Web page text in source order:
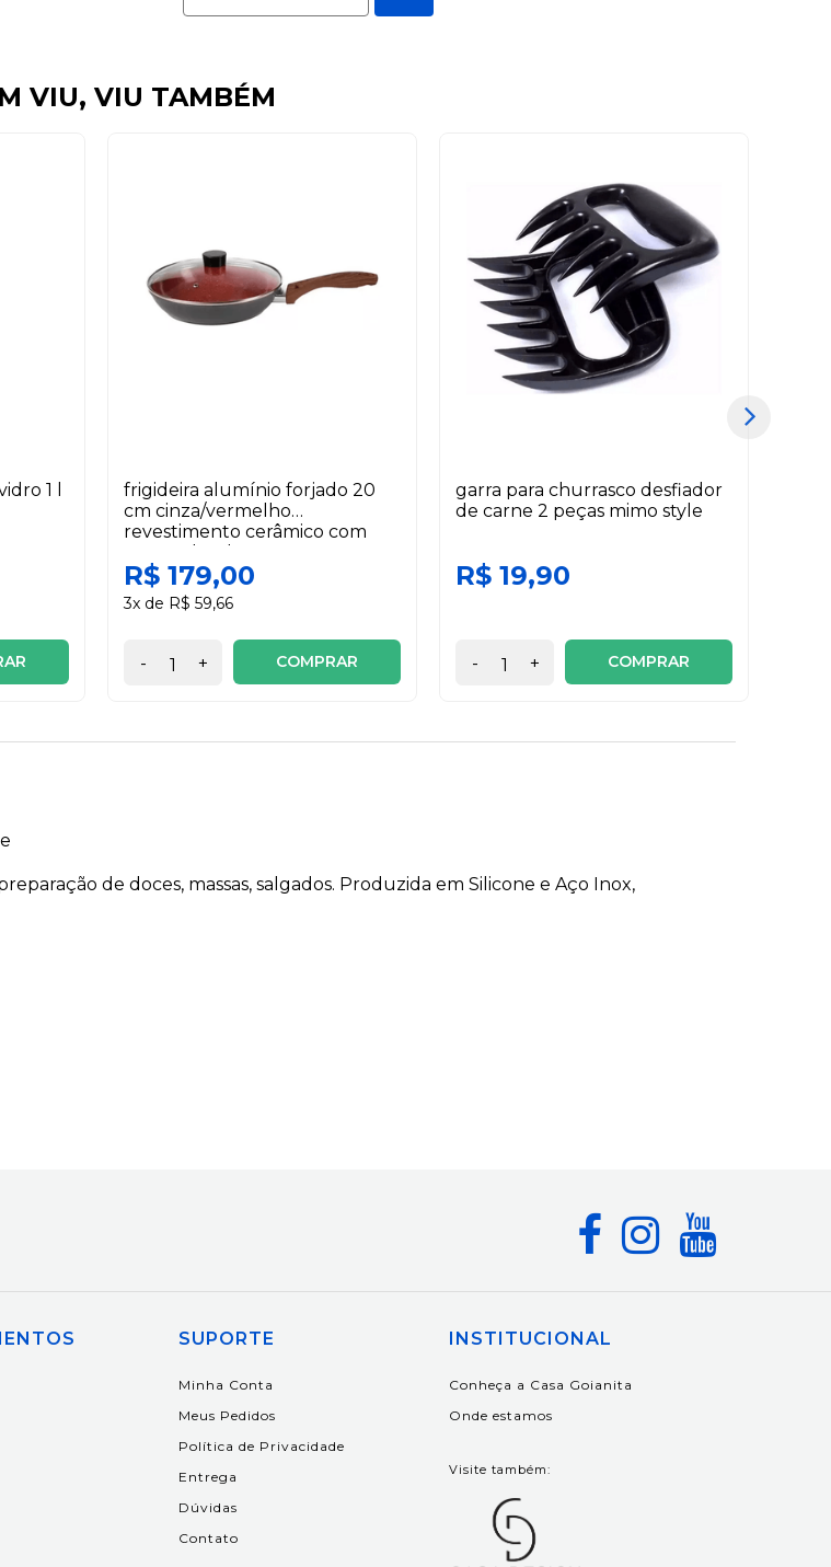
VIU, VIU TAMBÉM
1 l
frigideira alumínio forjado 20
cm cinza/vermelho
revestimento cerâmico com
tampa duralar
R$ 179,00
3x de R$ 59,66
- + COMPRAR
garra para churrasco desfiador
de carne 2 peças mimo style
R$ 19,90
- + COMPRAR
de doces, massas, salgados. Produzida em Silicone e Aço Inox,
SUPORTE
Minha Conta
Meus Pedidos
Política de Privacidade
Entrega
Dúvidas
Contato
INSTITUCIONAL
Conheça a Casa Goianita
Onde estamos
Visite também: